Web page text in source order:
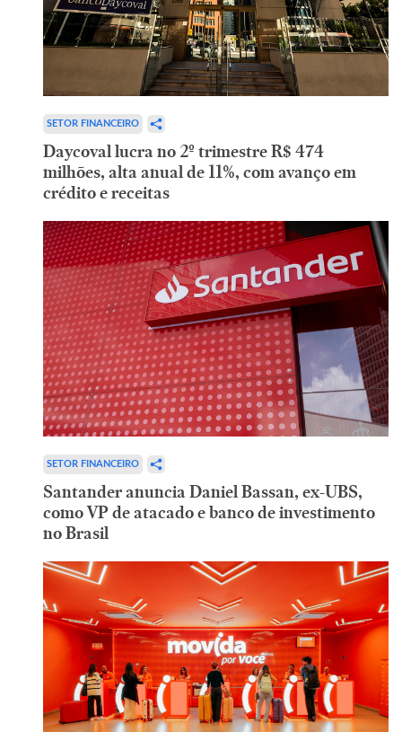
SETOR FINANCEIRO
Daycoval lucra no 2º trimestre R$ 474
milhões, alta anual de 11%, com avanço em
crédito e receitas
SETOR FINANCEIRO
Santander anuncia Daniel Bassan, ex-UBS,
como VP de atacado e banco de investimento
no Brasil